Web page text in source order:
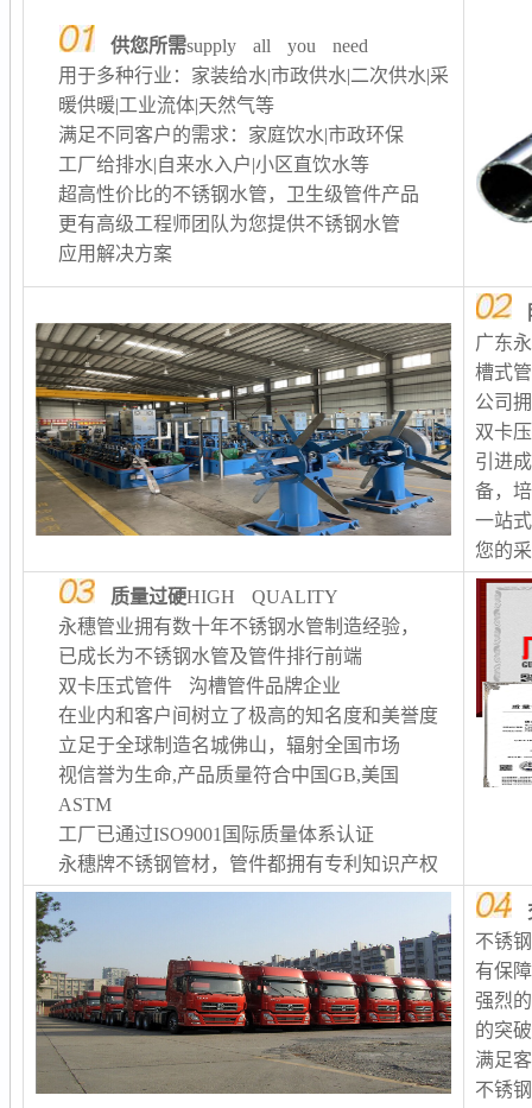
供您所需supply all you need
用于多种行业：家装给水|市政供水|二次供水|采
暖供暖|工业流体|天然气等
满足不同客户的需求：家庭饮水|市政环保
工厂给排水|自来水入户|小区直饮水等
超高性价比的不锈钢水管，卫生级管件产品
更有高级工程师团队为您提供不锈钢水管
应用解决方案
广东
槽式
公司
双卡
引进
备，
一站
您的
质量过硬HIGH QUALITY
永穗管业拥有数十年不锈钢水管制造经验，
已成长为不锈钢水管及管件排行前端
双卡压式管件 沟槽管件品牌企业
在业内和客户间树立了极高的知名度和美誉度
立足于全球制造名城佛山，辐射全国市场
视信誉为生命,产品质量符合中国GB,美国
ASTM
工厂已通过ISO9001国际质量体系认证
永穗牌不锈钢管材，管件都拥有专利知识产权
不锈
有保障
强烈
的突
满足
不锈